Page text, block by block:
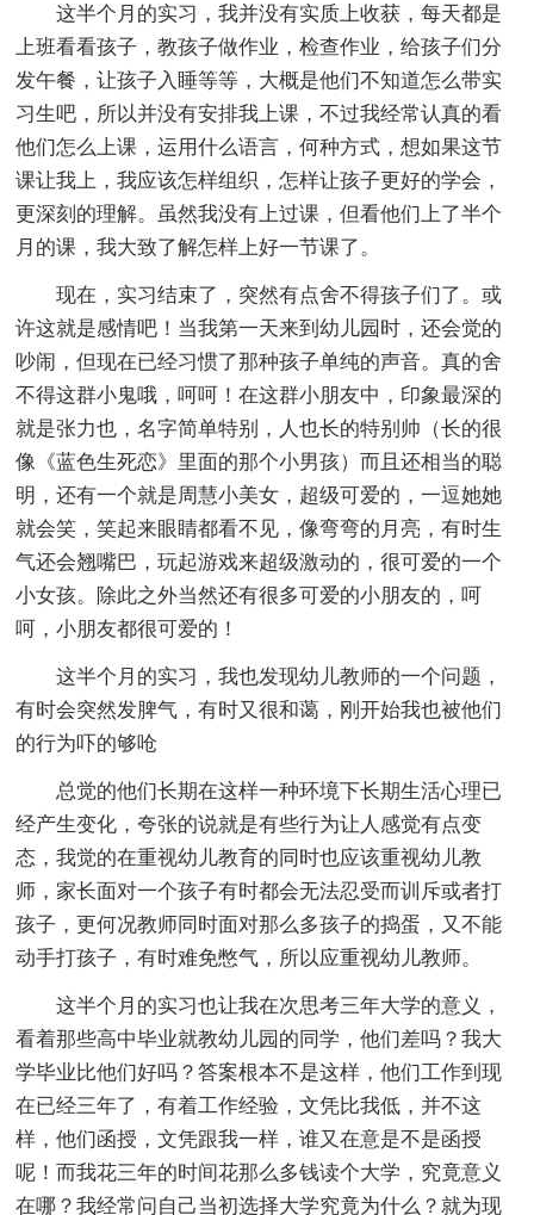
这半个月的实习，我并没有实质上收获，每天都是
上班看看孩子，教孩子做作业，检查作业，给孩子们分
发午餐，让孩子入睡等等，大概是他们不知道怎么带实
习生吧，所以并没有安排我上课，不过我经常认真的看
他们怎么上课，运用什么语言，何种方式，想如果这节
课让我上，我应该怎样组织，怎样让孩子更好的学会，
更深刻的理解。虽然我没有上过课，但看他们上了半个
月的课，我大致了解怎样上好一节课了。
现在，实习结束了，突然有点舍不得孩子们了。或
许这就是感情吧！当我第一天来到幼儿园时，还会觉的
吵闹，但现在已经习惯了那种孩子单纯的声音。真的舍
不得这群小鬼哦，呵呵！在这群小朋友中，印象最深的
就是张力也，名字简单特别，人也长的特别帅（长的很
像《蓝色生死恋》里面的那个小男孩）而且还相当的聪
明，还有一个就是周慧小美女，超级可爱的，一逗她她
就会笑，笑起来眼睛都看不见，像弯弯的月亮，有时生
气还会翘嘴巴，玩起游戏来超级激动的，很可爱的一个
小女孩。除此之外当然还有很多可爱的小朋友的，呵
呵，小朋友都很可爱的！
这半个月的实习，我也发现幼儿教师的一个问题，
有时会突然发脾气，有时又很和蔼，刚开始我也被他们
的行为吓的够呛
总觉的他们长期在这样一种环境下长期生活心理已
经产生变化，夸张的说就是有些行为让人感觉有点变
态，我觉的在重视幼儿教育的同时也应该重视幼儿教
师，家长面对一个孩子有时都会无法忍受而训斥或者打
孩子，更何况教师同时面对那么多孩子的捣蛋，又不能
动手打孩子，有时难免憋气，所以应重视幼儿教师。
这半个月的实习也让我在次思考三年大学的意义，
看着那些高中毕业就教幼儿园的同学，他们差吗？我大
学毕业比他们好吗？答案根本不是这样，他们工作到现
在已经三年了，有着工作经验，文凭比我低，并不这
样，他们函授，文凭跟我一样，谁又在意是不是函授
呢！而我花三年的时间花那么多钱读个大学，究竟意义
在哪？我经常问自己当初选择大学究竟为什么？就为现